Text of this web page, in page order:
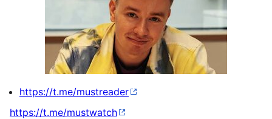
https://t.me/mustreader
https://t.me/mustwatch